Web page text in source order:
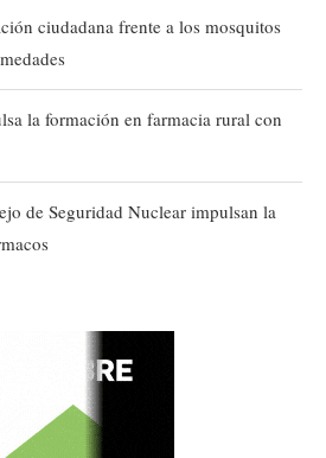
ciudadana frente a los mosquitos
la formación en farmacia rural con
de Seguridad Nuclear impulsan la